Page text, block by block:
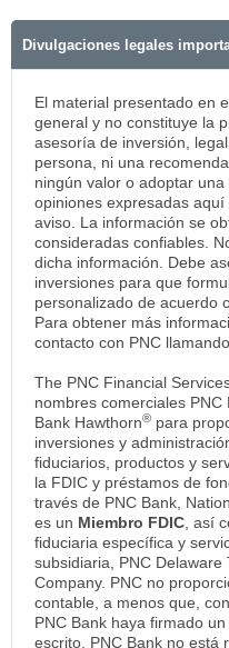
Divulgaciones legales
El material presentado en
general y no constituye la
asesoría de inversión,
persona, ni una
ningún valor o adoptar
opiniones expresadas
aviso. La información se
consideradas confiables.
dicha información. Debe
inversiones para que
personalizado de acuerdo
Para obtener más
contacto con PNC
The PNC Financial
nombres comerciales PNC
Bank Hawthorn® para
inversiones y
fiduciarios, productos y
la FDIC y préstamos de
través de PNC Bank,
es un Miembro FDIC, así
fiduciaria específica y
subsidiaria, PNC
Company. PNC no
contable, a menos que,
PNC Bank haya firmado
escrito. PNC Bank no está